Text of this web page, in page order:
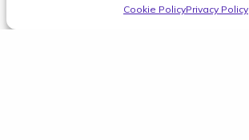
Cookie PolicyPrivacy Policy